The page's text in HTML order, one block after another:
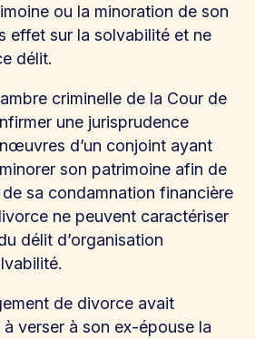
ou la minoration de son
effet sur la solvabilité et ne
délit.
criminelle de la Cour de
une jurisprudence
d’un conjoint ayant
son patrimoine afin de
sa condamnation financière
ne peuvent caractériser
délit d’organisation
de divorce avait
à verser à son ex-épouse la